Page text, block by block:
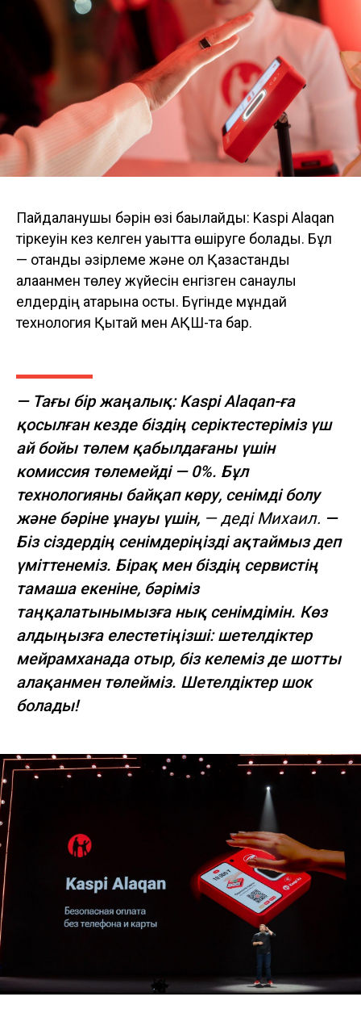
Пайдаланушы бәрін өзі бақылайды: Kaspi Alaqan
тіркеуін кез келген уақытта өшіруге болады. Бұл
— отандық әзірлеме және ол Қазақстанды
алақанмен төлеу жүйесін енгізген санаулы
елдердің қатарына қосты. Бүгінде мұндай
технология Қытай мен АҚШ-та бар.
— Тағы бір жаңалық: Kaspi Alaqan-ға
қосылған кезде біздің серіктестеріміз үш
ай бойы төлем қабылдағаны үшін
комиссия төлемейді — 0%. Бұл
технологияны байқап көру, сенімді болу
және бәріне ұнауы үшін, — деді Михаил. —
Біз сіздердің сенімдеріңізді ақтаймыз деп
үміттенеміз. Бірақ мен біздің сервистің
тамаша екеніне, бәріміз
таңқалатынымызға нық сенімдімін. Көз
алдыңызға елестетіңізші: шетелдіктер
мейрамханада отыр, біз келеміз де шотты
алақанмен төлейміз. Шетелдіктер шок
болады!